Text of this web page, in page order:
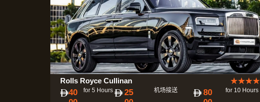
Rolls Royce Cullinan ★★★★
40
for 5 Hours
25
机场接送
80
for 10 Hours